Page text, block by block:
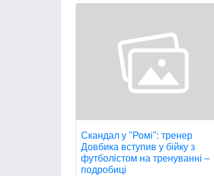
Скандал у "Ромі": тренер
Довбика вступив у бійку з
футболістом на тренуванні –
подробиці